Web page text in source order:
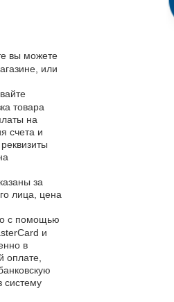
вы можете
или
товара
на
счета и
за
лица, цена
с помощью
и
в
оплате,
систему